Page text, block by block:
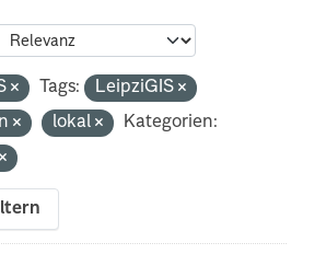
Tags:
LeipziGIS
lokal
Kategorien: